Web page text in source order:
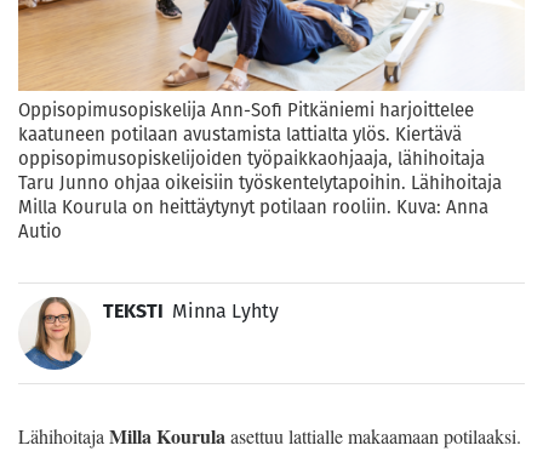
Oppisopimusopiskelija Ann-Sofi Pitkäniemi harjoittelee
kaatuneen potilaan avustamista lattialta ylös. Kiertävä
oppisopimusopiskelijoiden työpaikkaohjaaja, lähihoitaja
Taru Junno ohjaa oikeisiin työskentelytapoihin. Lähihoitaja
Milla Kourula on heittäytynyt potilaan rooliin. Kuva: Anna
Autio
TEKSTI Minna Lyhty
Lähihoitaja Milla Kourulaasettuu lattialle makaamaan potilaaksi.